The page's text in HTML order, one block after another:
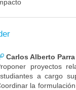
Carlos Alberto
proyectos
a cargo
la